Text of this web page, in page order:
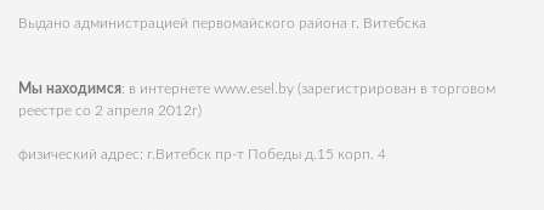
Выдано администрацией первомайского района г. Витебска
Мы находимся: в интернете www.esel.by (зарегистрирован в торговом
реестре со 2 апреля 2012г)
физический адрес: г.Витебск пр-т Победы д.15 корп. 4